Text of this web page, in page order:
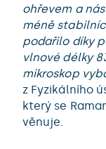
ohřevem a
méně
podařilo díky
vlnové délky
mikroskop
z Fyzikálního
který se
věnuje.